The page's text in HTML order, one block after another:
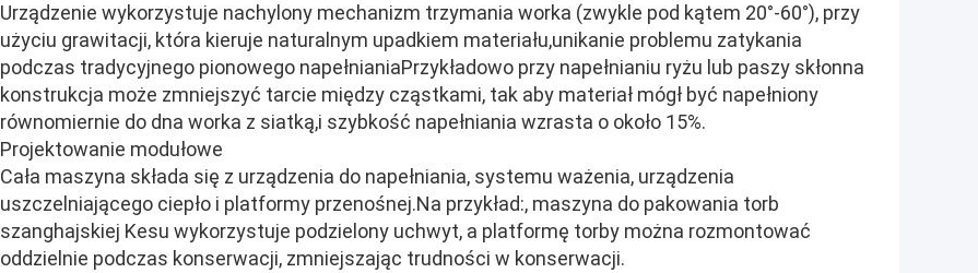
Urządzenie wykorzystuje nachylony mechanizm trzymania worka (zwykle pod kątem 20°-60°), przy
użyciu grawitacji, która kieruje naturalnym upadkiem materiału,unikanie problemu zatykania
podczas tradycyjnego pionowego napełnianiaPrzykładowo przy napełnianiu ryżu lub paszy skłonna
konstrukcja może zmniejszyć tarcie między cząstkami, tak aby materiał mógł być napełniony
równomiernie do dna worka z siatką,i szybkość napełniania wzrasta o około 15%.
Projektowanie modułowe
Cała maszyna składa się z urządzenia do napełniania, systemu ważenia, urządzenia
uszczelniającego ciepło i platformy przenośnej.Na przykład:, maszyna do pakowania torb
szanghajskiej Kesu wykorzystuje podzielony uchwyt, a platformę torby można rozmontować
oddzielnie podczas konserwacji, zmniejszając trudności w konserwacji.